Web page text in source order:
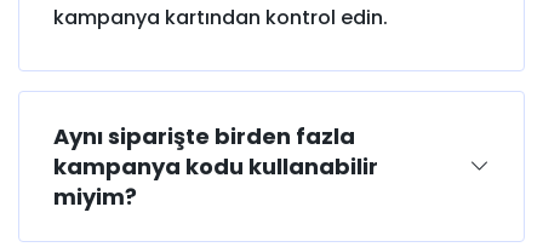
kampanya kartından kontrol edin.
Aynı siparişte birden fazla
kampanya kodu kullanabilir
miyim?